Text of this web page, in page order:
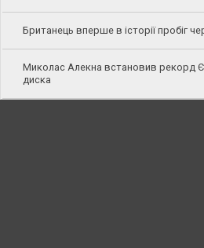
Британець вперше в історії пробіг
Миколас Алекна встановив рекорд
диска